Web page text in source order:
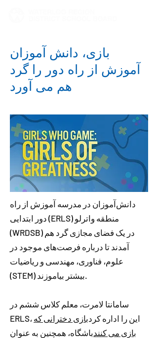
بازی، دانش آموزان
آموزش از راه دور را گرد
هم می آورد
دانش‌آموزان در مدرسه آموزش از راه
دور ابتدایی (ERLS) منطقه واترلو
(WRDSB) در یک فضای مجازی گرد هم
آمدند تا درباره فرصت‌های موجود در
علوم، فناوری، مهندسی و ریاضیات
(STEM) بیشتر بیاموزند.
سامانتا لامرت، معلم کلاس ششم در
ERLS، این را اداره کردبازی دخترانی که
بازی می کنندباشگاه، همچنین به عنوان